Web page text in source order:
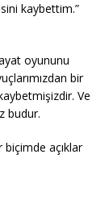
kaybettim.”
oyununu
bir
Ve
budur.
açıklar